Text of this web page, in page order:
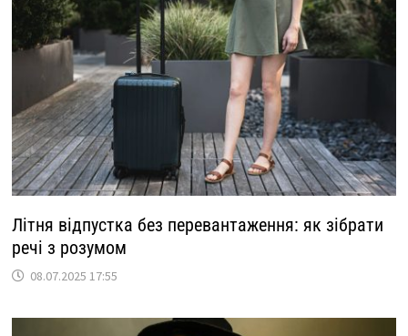
Літня відпустка без перевантаження: як зібрати
речі з розумом
08.07.2025 17:55